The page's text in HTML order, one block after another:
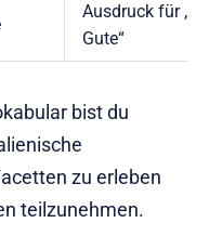
Ausdruck für
Gute“
bist du
zu erleben
teilzunehmen.